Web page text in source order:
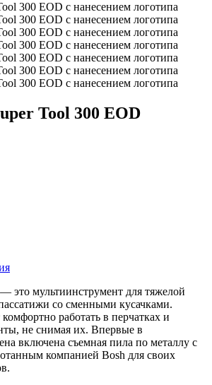
Tool 300 EOD
это мультиинструмент для тяжелой
со сменными кусачками.
работать в перчатках и
не снимая их. Впервые в
включена съемная пила по металлу с
компанией Bosh для своих